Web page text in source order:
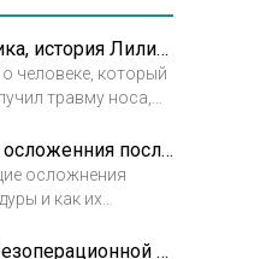
Ринопластика, история Лилии. Как пластика носа изменила жизнь
человеке, который
травму носа,
с
Лилия
жизнь.
Какие есть осложенния после ринопластики?
осложнения
и как их
Мнение о безоперационной ринопластике